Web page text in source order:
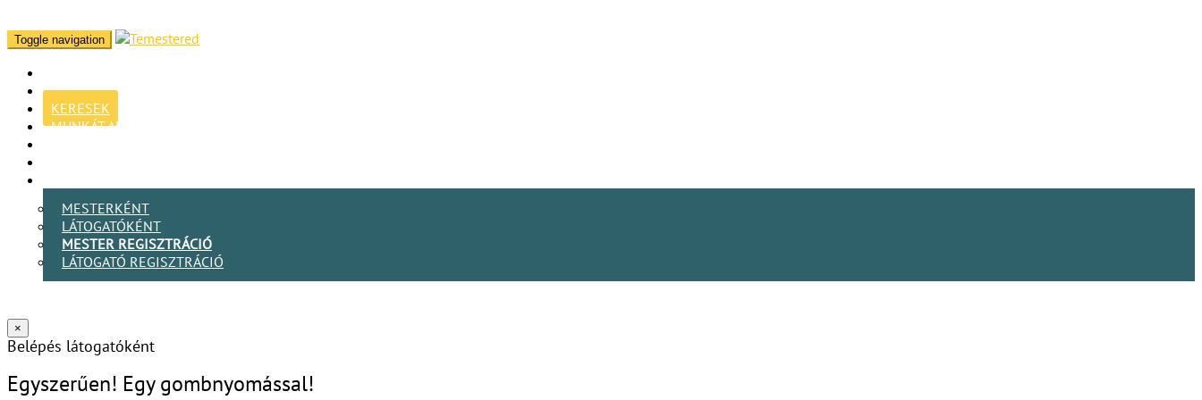
Toggle navigation
KERESEK
MUNKÁT ADOK
MESTERKÉNT
LÁTOGATÓKÉNT
MESTER REGISZTRÁCIÓ
LÁTOGATÓ REGISZTRÁCIÓ
×
Belépés látogatóként
Egyszerűen! Egy gombnyomással!